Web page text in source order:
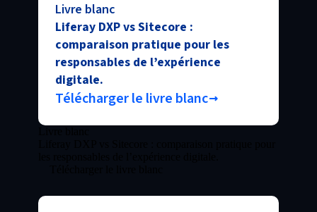
Livre blanc
Liferay DXP vs Sitecore :
comparaison pratique pour les
responsables de l’expérience
digitale.
Télécharger le livre blanc